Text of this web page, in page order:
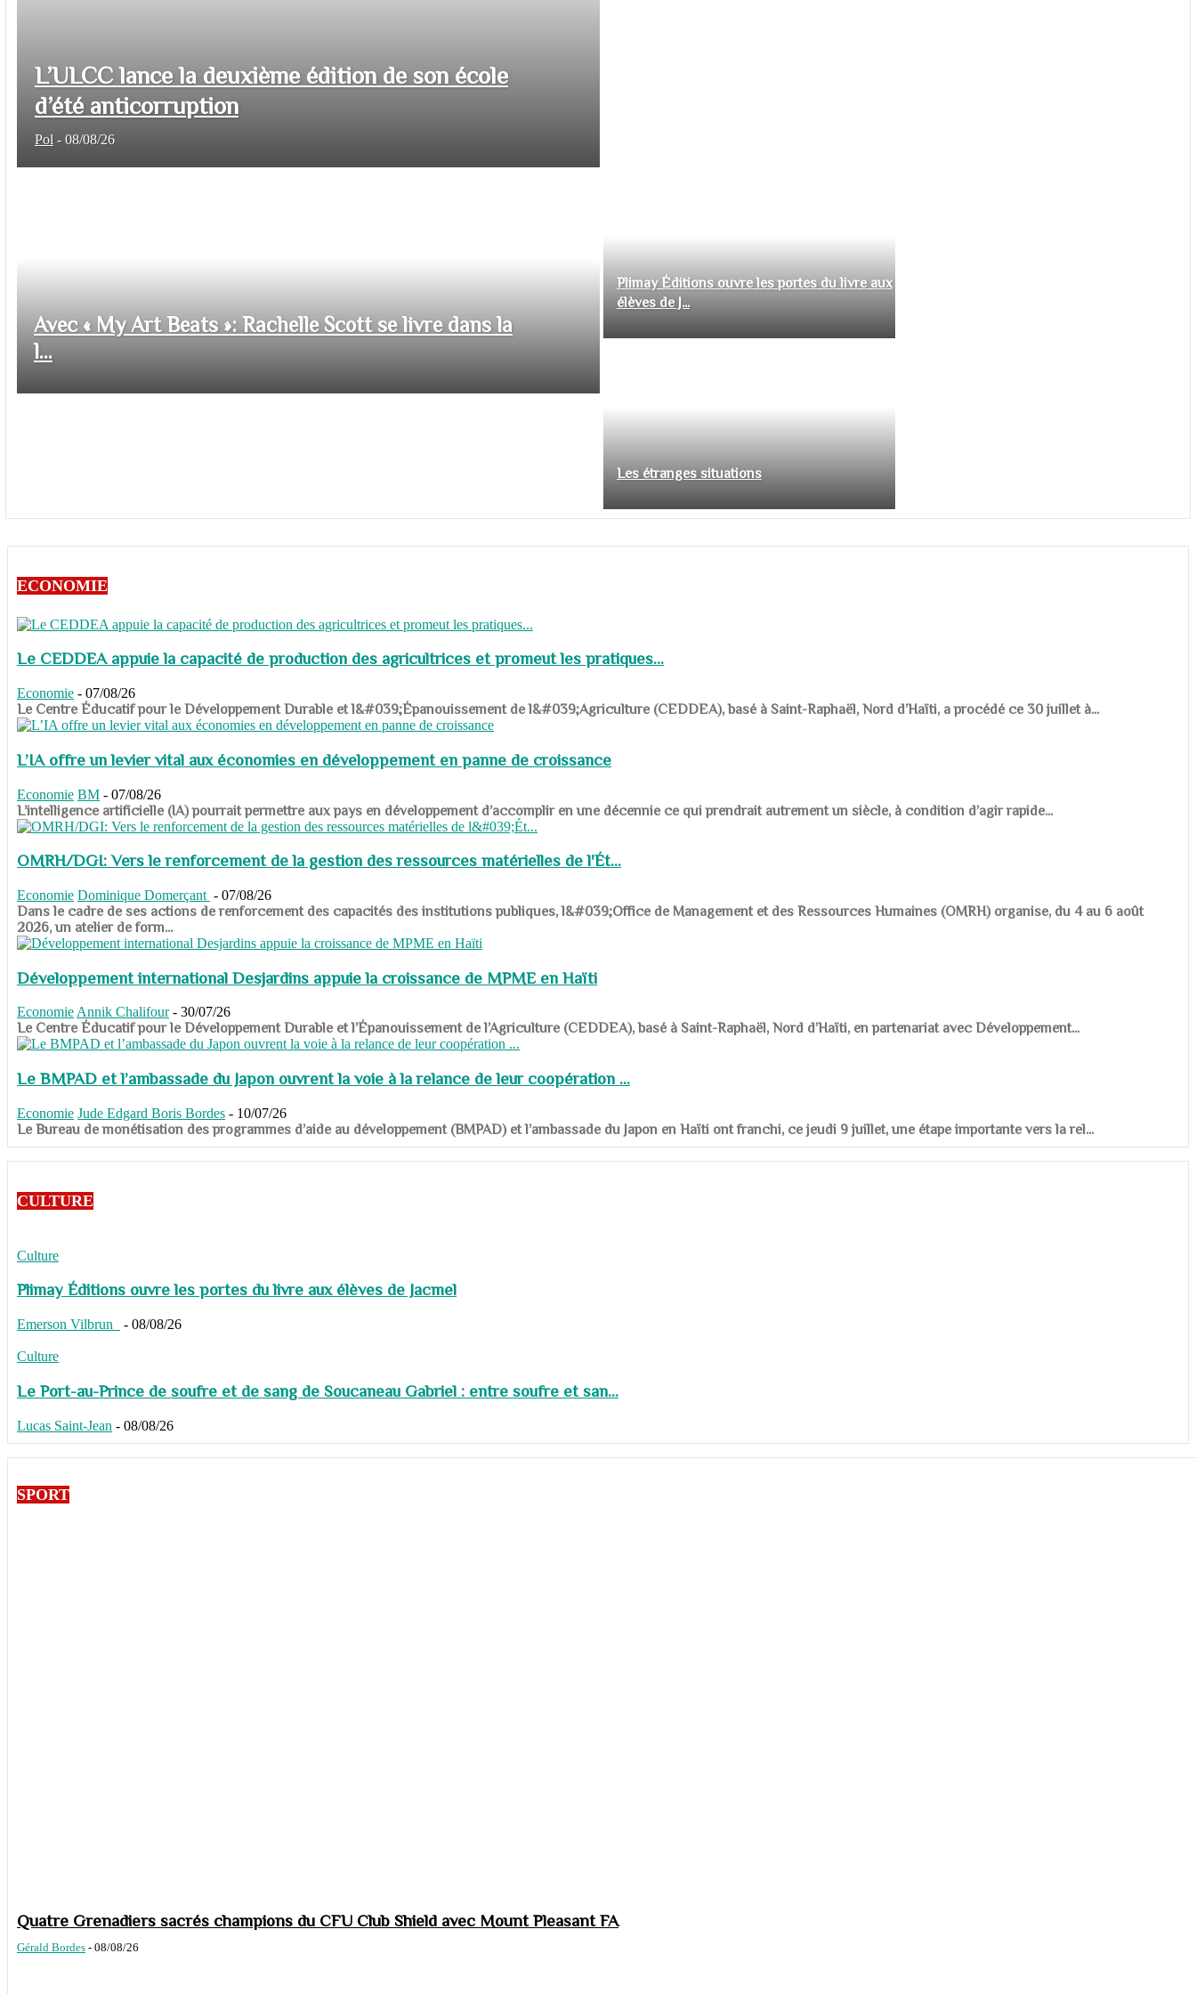
L’ULCC lance la deuxième édition de son école
d’été anticorruption
Pol - 08/08/26
Avec « My Art Beats »: Rachelle Scott se livre dans la
l...
Plimay Éditions ouvre les portes du livre aux
élèves de J...
Les étranges situations
ECONOMIE
Le CEDDEA appuie la capacité de production des agricultrices et promeut les pratiques...
Economie - 07/08/26
​​​​​​​Le Centre Éducatif pour le Développement Durable et l&#039;Épanouissement de l&#039;Agriculture (CEDDEA), basé à Saint-Raphaël, Nord d’Haïti, a procédé ce 30 juillet à...
L’IA offre un levier vital aux économies en développement en panne de croissance
Economie BM - 07/08/26
​​​​​​​L’intelligence artificielle (IA) pourrait permettre aux pays en développement d’accomplir en une décennie ce qui prendrait autrement un siècle, à condition d’agir rapide...
OMRH/DGI: Vers le renforcement de la gestion des ressources matérielles de l'Ét...
Economie Dominique Domerçant - 07/08/26
Dans le cadre de ses actions de renforcement des capacités des institutions publiques, l&#039;Office de Management et des Ressources Humaines (OMRH) organise, du 4 au 6 août
2026, un atelier de form...
Développement international Desjardins appuie la croissance de MPME en Haïti
Economie Annik Chalifour - 30/07/26
​​​​​​​Le Centre Éducatif pour le Développement Durable et l’Épanouissement de l’Agriculture (CEDDEA), basé à Saint-Raphaël, Nord d’Haïti, en partenariat avec Développement...
Le BMPAD et l’ambassade du Japon ouvrent la voie à la relance de leur coopération ...
Economie Jude Edgard Boris Bordes - 10/07/26
​​​​​​​Le Bureau de monétisation des programmes d’aide au développement (BMPAD) et l’ambassade du Japon en Haïti ont franchi, ce jeudi 9 juillet, une étape importante vers la rel...
CULTURE
Culture
Plimay Éditions ouvre les portes du livre aux élèves de Jacmel
Emerson Vilbrun - 08/08/26
Culture
Le Port-au-Prince de soufre et de sang de Soucaneau Gabriel : entre soufre et san...
Lucas Saint-Jean - 08/08/26
SPORT
Quatre Grenadiers sacrés champions du CFU Club Shield avec Mount Pleasant FA
Gérald Bordes - 08/08/26